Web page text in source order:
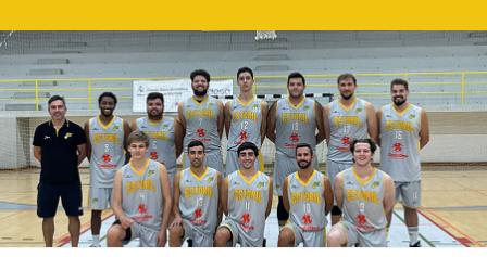
ÁREA TÉCNICA
PROJETOS
LIGA BETCLIC MASCULINA
LIGA BETCLIC FEMININA